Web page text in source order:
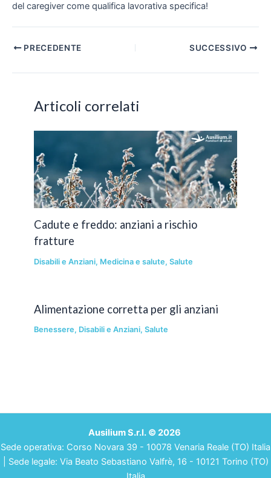
del caregiver come qualifica lavorativa specifica!
Navigazione
PRECEDENTE SUCCESSIVO
Articoli correlati
Cadute e freddo: anziani a rischio
fratture
Disabili e Anziani, Medicina e salute,Salute
Alimentazione corretta per gli anziani
Benessere, Disabili e Anziani,Salute
Ausilium S.r.l. © 2026
Sede operativa: Corso Novara 39 - 10078 Venaria Reale (TO) Italia
| Sede legale: Via Beato Sebastiano Valfrè, 16 - 10121 Torino (TO)